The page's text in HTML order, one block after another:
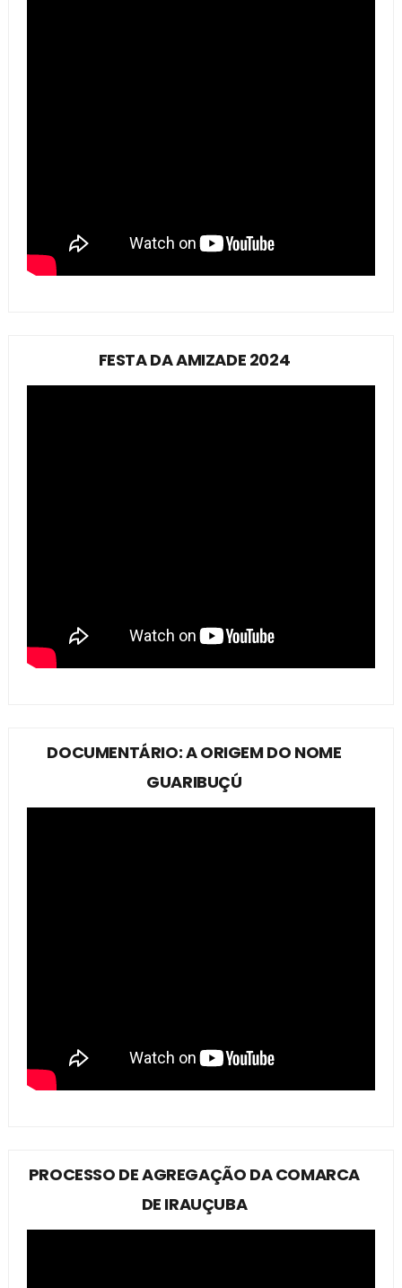
FESTA DA AMIZADE 2024
DOCUMENTÁRIO: A ORIGEM DO NOME
GUARIBUÇÚ
PROCESSO DE AGREGAÇÃO DA COMARCA
DE IRAUÇUBA